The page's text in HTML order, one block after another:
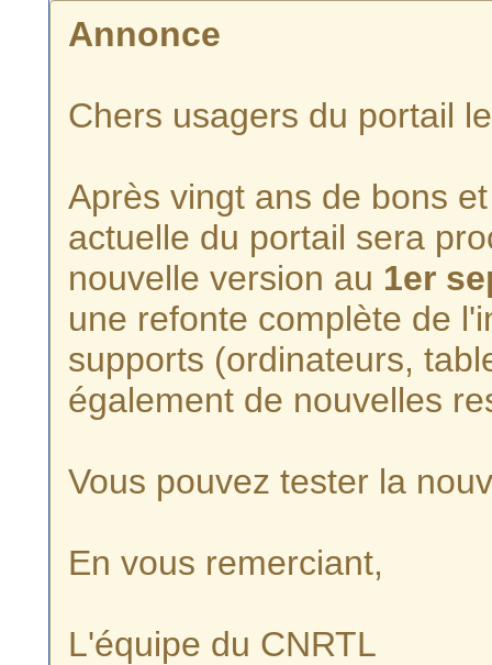
Annonce
Chers usagers du portail
Après vingt ans de bons
actuelle du portail sera
nouvelle version au 1er
une refonte complète de
supports (ordinateurs,
également de nouvelles
Vous pouvez tester la
En vous remerciant,
L'équipe du CNRTL